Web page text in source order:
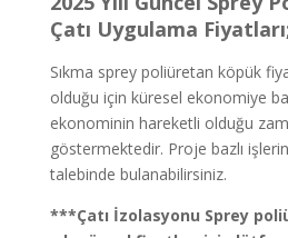
Çatı Uygulama
Sıkma sprey poliüretan köpük
olduğu için küresel ekonomiye
ekonominin hareketli olduğu
göstermektedir. Proje bazlı
talebinde bulanabilirsiniz.
***Çatı İzolasyonu Sprey